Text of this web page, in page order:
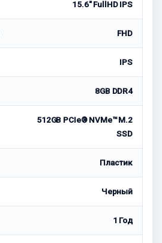
15.6" FullHD IPS
FHD
IPS
8GB DDR4
512GB PCIe® NVMe™ M.2
SSD
Пластик
Черный
1 Год